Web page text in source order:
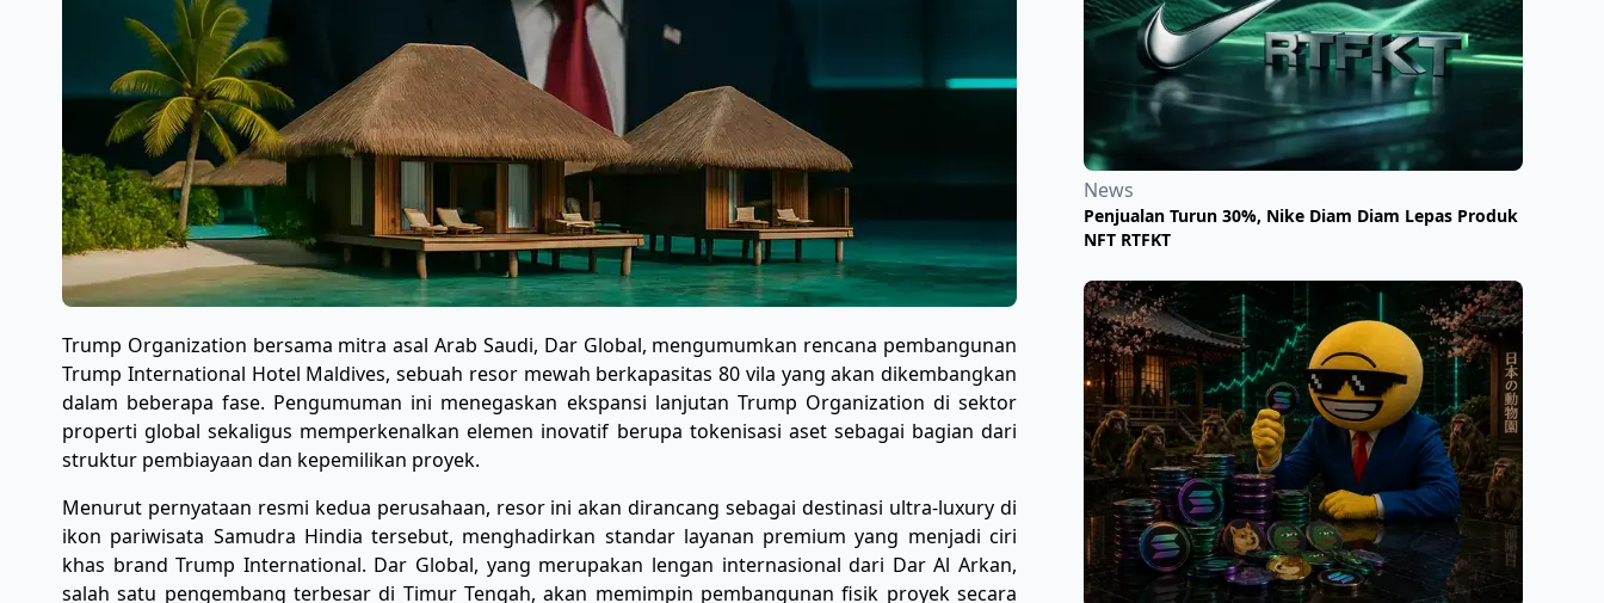
Trump Organization bersama mitra asal Arab Saudi, Dar Global, mengumumkan rencana pembangunan
Trump International Hotel Maldives, sebuah resor mewah berkapasitas 80 vila yang akan dikembangkan
dalam beberapa fase. Pengumuman ini menegaskan ekspansi lanjutan Trump Organization di sektor
properti global sekaligus memperkenalkan elemen inovatif berupa tokenisasi aset sebagai bagian dari
struktur pembiayaan dan kepemilikan proyek.
Menurut pernyataan resmi kedua perusahaan, resor ini akan dirancang sebagai destinasi ultra-luxury di
ikon pariwisata Samudra Hindia tersebut, menghadirkan standar layanan premium yang menjadi ciri
khas brand Trump International. Dar Global, yang merupakan lengan internasional dari Dar Al Arkan,
salah satu pengembang terbesar di Timur Tengah, akan memimpin pembangunan fisik proyek secara
News
Penjualan Turun 30%, Nike Diam Diam Lepas Produk
NFT RTFKT